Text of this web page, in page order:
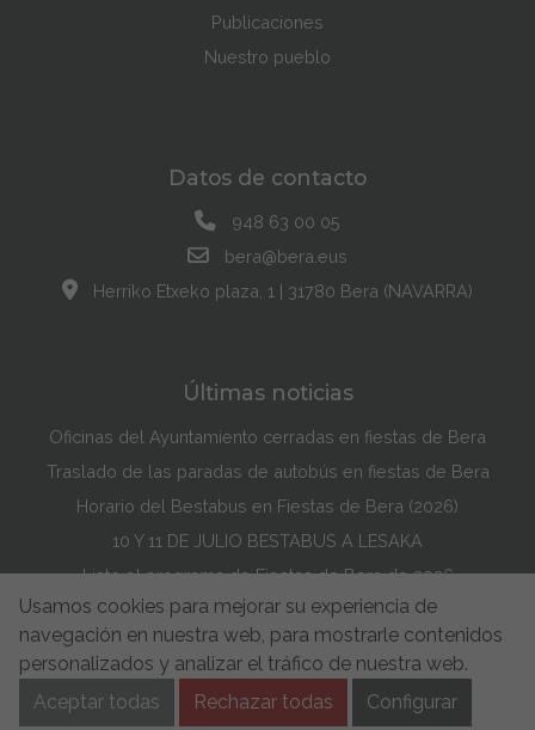
Publicaciones
Nuestro pueblo
Datos de contacto
948 63 00 05
bera@bera.eus
Herriko Etxeko plaza, 1 | 31780 Bera (NAVARRA)
Últimas noticias
Oficinas del Ayuntamiento cerradas en fiestas de Bera
Traslado de las paradas de autobús en fiestas de Bera
Horario del Bestabus en Fiestas de Bera (2026)
10 Y 11 DE JULIO BESTABUS A LESAKA
Listo el programa de Fiestas de Bera de 2026
Política de Cookies Accesibilidad
Aviso Legal
Aviso de privacidad
Buzón de Sugerencias
Política de Seguridad de la información
Usamos cookies para mejorar su experiencia de
navegación en nuestra web, para mostrarle contenidos
personalizados y analizar el tráfico de nuestra web.
Aceptar todas
Rechazar todas Configurar